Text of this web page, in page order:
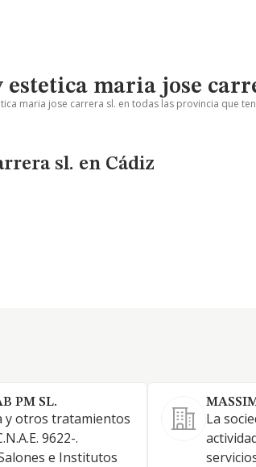
maria jose
maria jose carrera sl. en todas las provincia que
sl. en Cádiz
PM SL.
y otros tratamientos
9622-.
e Institutos
La